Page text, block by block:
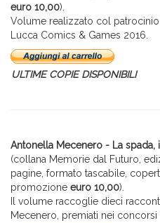
euro 10,00).
Volume realizzato col
Lucca Comics & Games 2016.
ULTIME COPIE DISPONIBILI
Antonella Mecenero - La spada,
(collana Memorie dal Futuro,
pagine, formato tascabile,
promozione euro 10,00).
Il volume raccoglie dieci
Mecenero, premiati nei concorsi